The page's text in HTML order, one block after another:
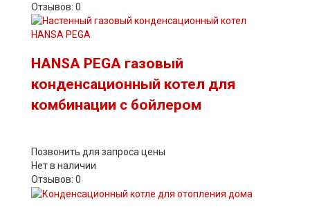
Отзывов: 0
HANSA PEGA газовый
конденсационный котел для
комбинации с бойлером
Позвонить для запроса цены
Нет в наличии
Отзывов: 0